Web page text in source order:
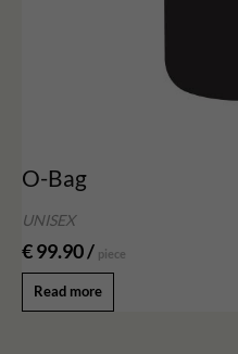
O-Bag
UNISEX
€ 99.90 / piece
Read more